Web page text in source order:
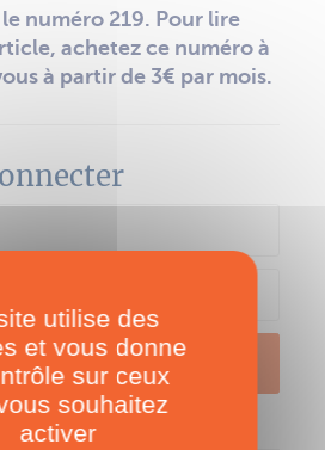
numéro 219. Pour lire
achetez ce numéro à
à partir de 3€ par mois.
passe oublié ?
utilise des
et vous donne
sur ceux
souhaitez
activer